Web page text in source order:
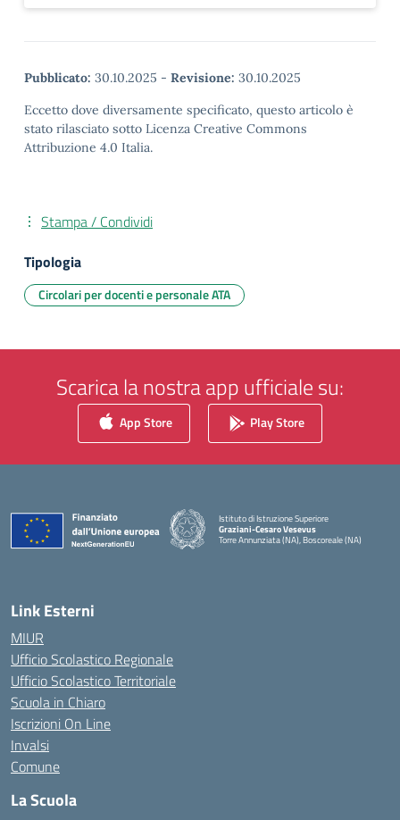
Pubblicato: 30.10.2025 - Revisione: 30.10.2025
Eccetto dove diversamente specificato, questo articolo è
stato rilasciato sotto Licenza Creative Commons
Attribuzione 4.0 Italia.
Stampa / Condividi
Tipologia
Circolari per docenti e personale ATA
Scarica la nostra app ufficiale su:
App Store Play Store
Istituto di Istruzione Superiore
Graziani-Cesaro Vesevus
Torre Annunziata (NA), Boscoreale (NA)
Link Esterni
MIUR
Ufficio Scolastico Regionale
Ufficio Scolastico Territoriale
Scuola in Chiaro
Iscrizioni On Line
Invalsi
Comune
La Scuola